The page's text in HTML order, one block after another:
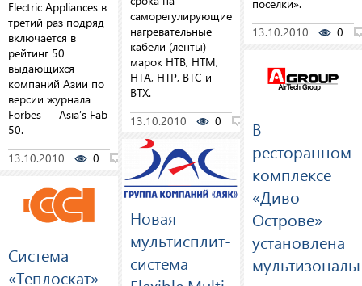
Electric Appliances в
третий раз подряд
включается в
рейтинг 50
выдающихся
компаний Азии по
версии журнала
Forbes — Asia’s Fab
50.
13.10.2010
0
Система
«Теплоскат»
саморегулирующиеся
нагревательные
кабели (ленты)
марок HTB, HTM,
HTA, HTP, BTC и
BTX.
13.10.2010
0 0
Новая
мультисплит-
система
поселки».
13.10.2010
0
В
ресторанном
комплексе
«Диво
Острове»
установлена